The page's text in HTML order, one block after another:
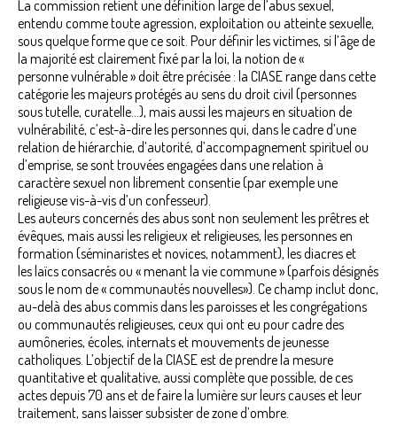
La commission retient une définition large de l’abus sexuel,
entendu comme toute agression, exploitation ou atteinte sexuelle,
sous quelque forme que ce soit. Pour définir les victimes, si l’âge de
la majorité est clairement fixé par la loi, la notion de «
personne vulnérable » doit être précisée : la CIASE range dans cette
catégorie les majeurs protégés au sens du droit civil (personnes
sous tutelle, curatelle…), mais aussi les majeurs en situation de
vulnérabilité, c’est-à-dire les personnes qui, dans le cadre d’une
relation de hiérarchie, d’autorité, d’accompagnement spirituel ou
d’emprise, se sont trouvées engagées dans une relation à
caractère sexuel non librement consentie (par exemple une
religieuse vis-à-vis d’un confesseur).
Les auteurs concernés des abus sont non seulement les prêtres et
évêques, mais aussi les religieux et religieuses, les personnes en
formation (séminaristes et novices, notamment), les diacres et
les laïcs consacrés ou « menant la vie commune » (parfois désignés
sous le nom de « communautés nouvelles»). Ce champ inclut donc,
au-delà des abus commis dans les paroisses et les congrégations
ou communautés religieuses, ceux qui ont eu pour cadre des
aumôneries, écoles, internats et mouvements de jeunesse
catholiques. L’objectif de la CIASE est de prendre la mesure
quantitative et qualitative, aussi complète que possible, de ces
actes depuis 70 ans et de faire la lumière sur leurs causes et leur
traitement, sans laisser subsister de zone d’ombre.